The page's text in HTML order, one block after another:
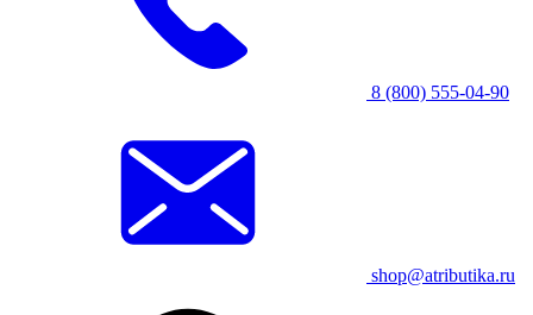
8 (800) 555-04-90
shop@atributika.ru